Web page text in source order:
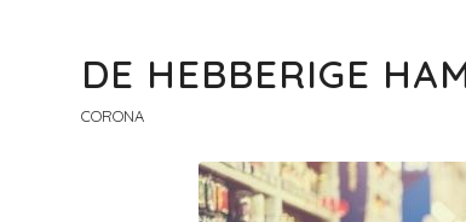
DE HEBBERIGE
CORONA